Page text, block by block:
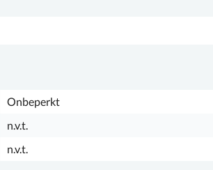
Onbeperkt
n.v.t.
n.v.t.